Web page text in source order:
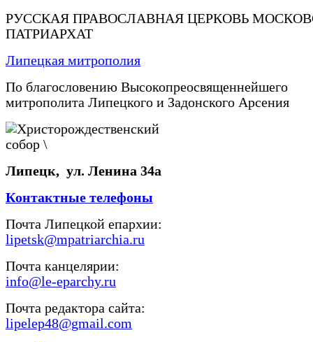
РУССКАЯ ПРАВОСЛАВНАЯ ЦЕРКОВЬ
ПАТРИАРХАТ
Липецкая митрополия
По благословению Высокопреосвященнейшего
митрополита Липецкого и Задонского Арсения
Липецк, ул. Ленина 34а
Контактные телефоны
Почта Липецкой епархии:
lipetsk@mpatriarchia.ru
Почта канцелярии:
info@le-eparchy.ru
Почта редактора сайта:
lipelep48@gmail.com